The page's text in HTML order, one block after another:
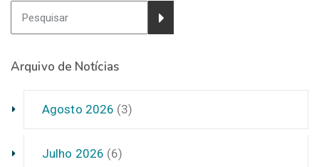
Arquivo de Notícias
Agosto 2026 (3)
Julho 2026 (6)